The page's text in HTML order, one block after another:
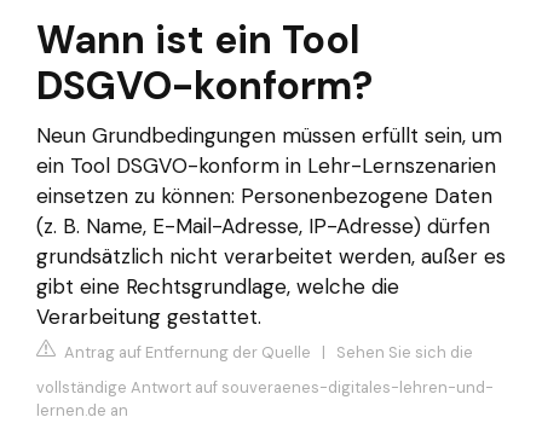
Wann ist ein Tool
DSGVO-konform?
Neun Grundbedingungen müssen erfüllt sein, um
ein Tool DSGVO-konform in Lehr-Lernszenarien
einsetzen zu können: Personenbezogene Daten
(z. B. Name, E-Mail-Adresse, IP-Adresse) dürfen
grundsätzlich nicht verarbeitet werden, außer es
gibt eine Rechtsgrundlage, welche die
Verarbeitung gestattet.
Antrag auf Entfernung der Quelle | Sehen Sie sich die
vollständige Antwort auf souveraenes-digitales-lehren-und-
lernen.de an